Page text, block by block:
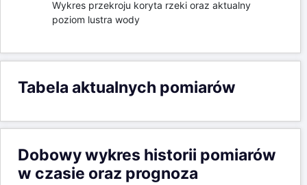
Wykres przekroju koryta rzeki oraz aktualny
poziom lustra wody
Tabela aktualnych pomiarów
Dobowy wykres historii pomiarów
w czasie oraz prognoza